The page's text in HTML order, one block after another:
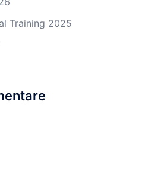
Training 2025